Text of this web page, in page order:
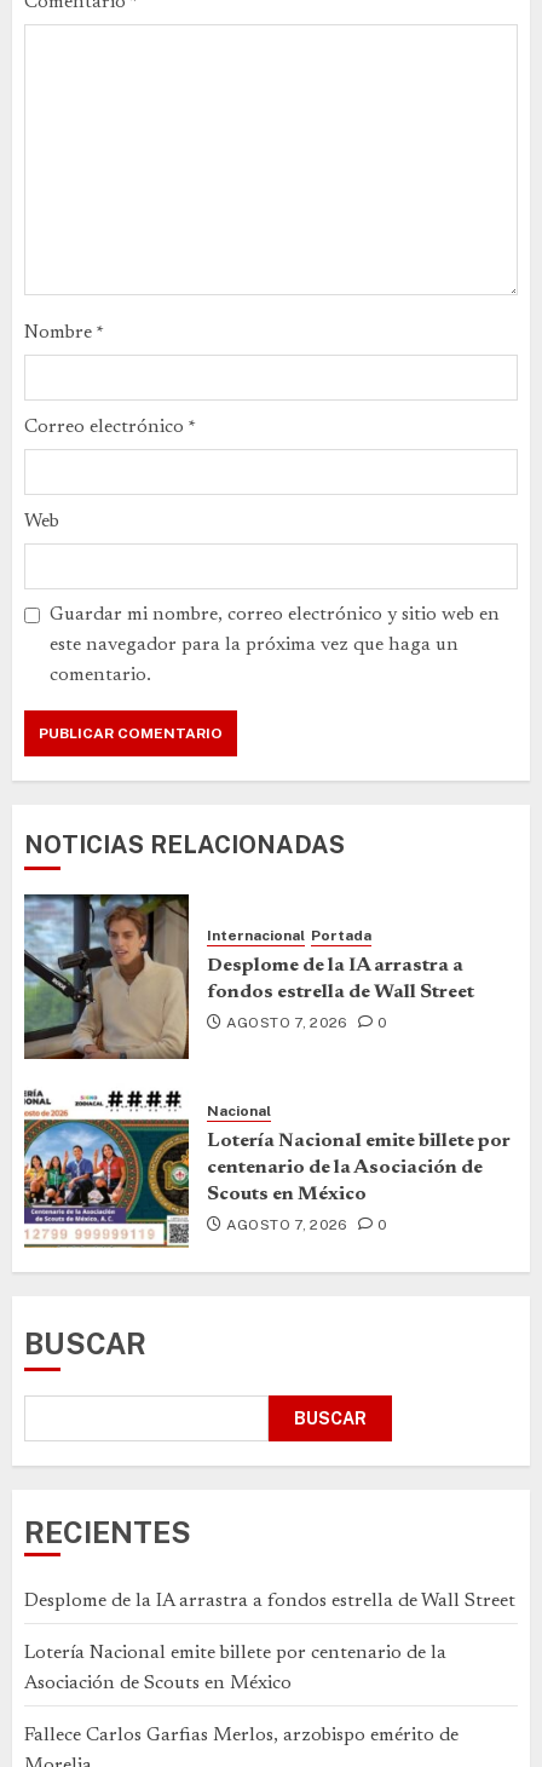
Nombre *
Correo electrónico *
Web
Guardar mi nombre, correo electrónico y sitio web en
este navegador para la próxima vez que haga un
comentario.
NOTICIAS RELACIONADAS
Internacional Portada
Desplome de la IA arrastra a
fondos estrella de Wall Street
AGOSTO 7, 2026 0
Nacional
Lotería Nacional emite billete por
centenario de la Asociación de
Scouts en México
AGOSTO 7, 2026 0
BUSCAR
BUSCAR
RECIENTES
Desplome de la IA arrastra a fondos estrella de Wall Street
Lotería Nacional emite billete por centenario de la
Asociación de Scouts en México
Fallece Carlos Garfias Merlos, arzobispo emérito de